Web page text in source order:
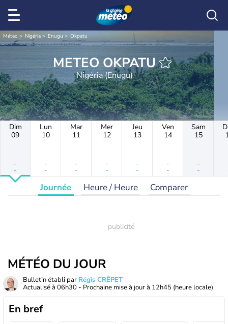
Météo Nigéria Enugu Okpatu
METEO OKPATU
Nigéria (Enugu)
Dim
09
-
-
Lun
10
-
-
Mar
11
-
-
Mer
12
-
-
Jeu
13
-
-
Ven
14
-
-
Sam
15
-
-
Journée Heure / Heure Comparer
MÉTÉO DU JOUR
Bulletin établi par Régis CRÊPET
Actualisé à 06h30 - Prochaine mise à jour à 12h45 (heure locale)
En bref